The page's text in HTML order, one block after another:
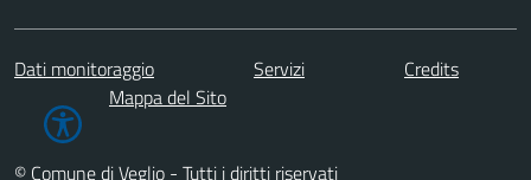
Dati monitoraggio Servizi
Credits
Mappa del Sito
© Comune di Veglio - Tutti i diritti riservati